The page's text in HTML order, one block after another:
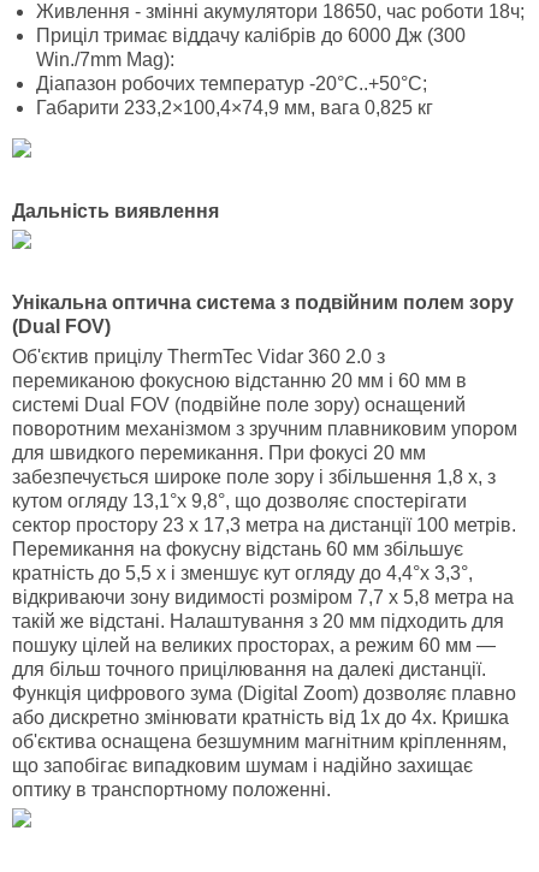
Живлення - змінні акумулятори 18650, час роботи 18ч;
Приціл тримає віддачу калібрів до 6000 Дж (300
Win./7mm Mag):
Діапазон робочих температур -20°C..+50°С;
Габарити 233,2×100,4×74,9 мм, вага 0,825 кг
Дальність виявлення
Унікальна оптична система з подвійним полем зору
(Dual FOV)
Об'єктив прицілу ThermTec Vidar 360 2.0 з
перемиканою фокусною відстанню 20 мм і 60 мм в
системі Dual FOV (подвійне поле зору) оснащений
поворотним механізмом з зручним плавниковим упором
для швидкого перемикання. При фокусі 20 мм
забезпечується широке поле зору і збільшення 1,8 х, з
кутом огляду 13,1°x 9,8°, що дозволяє спостерігати
сектор простору 23 x 17,3 метра на дистанції 100 метрів.
Перемикання на фокусну відстань 60 мм збільшує
кратність до 5,5 х і зменшує кут огляду до 4,4°x 3,3°,
відкриваючи зону видимості розміром 7,7 x 5,8 метра на
такій же відстані. Налаштування з 20 мм підходить для
пошуку цілей на великих просторах, а режим 60 мм —
для більш точного прицілювання на далекі дистанції.
Функція цифрового зума (Digital Zoom) дозволяє плавно
або дискретно змінювати кратність від 1х до 4х. Кришка
об'єктива оснащена безшумним магнітним кріпленням,
що запобігає випадковим шумам і надійно захищає
оптику в транспортному положенні.